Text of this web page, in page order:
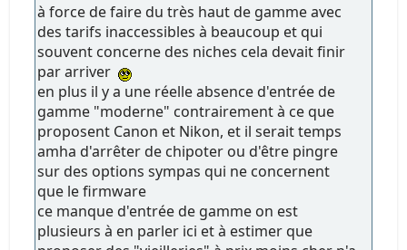
à force de faire du très haut de gamme avec
des tarifs inaccessibles à beaucoup et qui
souvent concerne des niches cela devait finir
par arriver
en plus il y a une réelle absence d'entrée de
gamme "moderne" contrairement à ce que
proposent Canon et Nikon, et il serait temps
amha d'arrêter de chipoter ou d'être pingre
sur des options sympas qui ne concernent
que le firmware
ce manque d'entrée de gamme on est
plusieurs à en parler ici et à estimer que